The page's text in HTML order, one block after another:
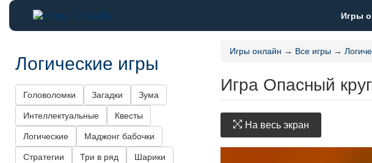
Игры
Игры онлайн → Все игры →
Игра Опасный круг
На весь экран
Логические игры
Головоломки Загадки Зума
Интеллектуальные Квесты
Логические Маджонг бабочки
Стратегии Три в ряд Шарики